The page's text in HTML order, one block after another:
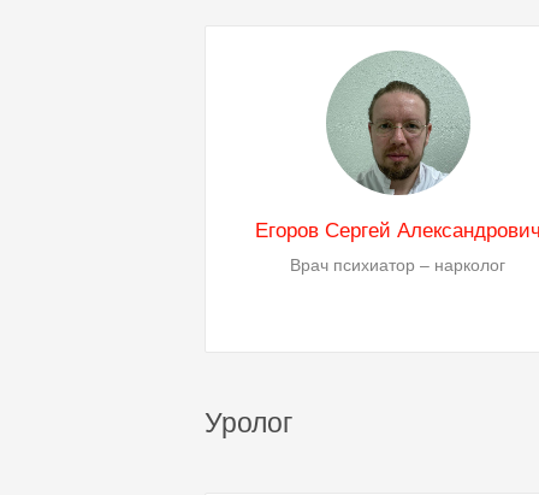
Егоров Сергей
Врач психиатор – нарколог
Уролог